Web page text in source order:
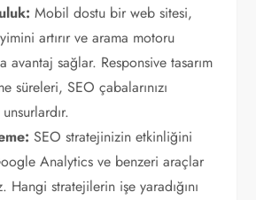
Mobil dostu bir web sitesi,
artırır ve arama motoru
avantaj sağlar. Responsive tasarım
süreleri, SEO çabalarınızı
SEO stratejinizin etkinliğini
Analytics ve benzeri araçlar
Hangi stratejilerin işe yaradığını